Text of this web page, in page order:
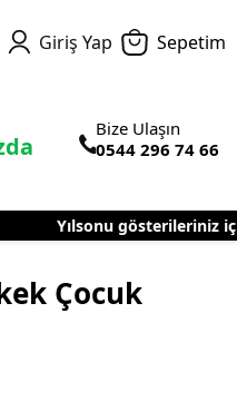
Giriş Yap Sepetim
Bize Ulaşın
0544 296 74 66
Yılsonu gösterileriniz için
Çocuk